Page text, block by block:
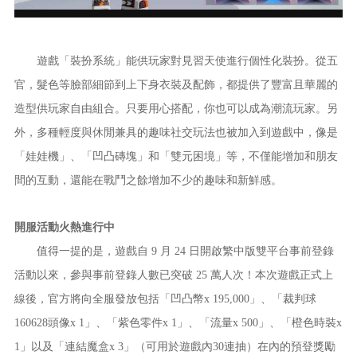
遊戲「裝扮系統」能供玩家對見習天使進行個性化裝扮。從五
官，髮色等臉部細節到上下身衣裝及配飾，都提供了豐富且華麗的
造型供玩家自由組合。只要用心搭配，你也可以成為潮流玩家。另
外，多種輕度與休閒兼具的趣味社交玩法也被加入到遊戲中，像是
「娃娃機」、「凹凸磚塊」和「雙元困境」等，不僅能增加和朋友
間的互動，還能在戰鬥之餘增加不少的趣味和新鮮感。
開服活動火熱進行中
值得一提的是，遊戲自 9 月 24 日開啟繁中版雙平台事前登錄
活動以來，參與事前登錄人數已突破 25 萬人次！本次遊戲正式上
線後，官方將向全服發放包括「凹凸幣x 195,000」、「裁判球
160628頭像x 1」、「紫色零件x 1」、「流量x 500」、「橙色時裝x
1」以及「連結魔盒x 3」（可用於遊戲內30連抽）在內的預登獎勵